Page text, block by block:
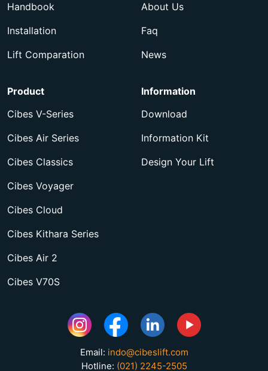
Handbook
Installation
Lift Comparation
About Us
Faq
News
Product
Cibes V-Series
Cibes Air Series
Cibes Classics
Cibes Voyager
Cibes Cloud
Cibes Kithara Series
Cibes Air 2
Cibes V70S
Information
Download
Information Kit
Design Your Lift
Email: indo@cibeslift.com
Hotline: (021) 2245-2505